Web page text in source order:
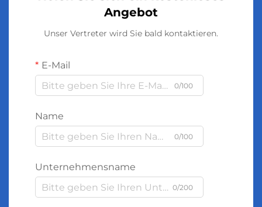
Angebot
Unser Vertreter wird Sie bald kontaktieren.
E-Mail
0/100
Name
0/100
Unternehmensname
0/200